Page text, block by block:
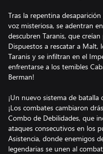
Tras la repentina
voz misteriosa, se adentran
descubren Taranis, que
Dispuestos a rescatar a
Taranis y se infiltran en el
enfrentarse a los temibles
Berman!
¡Un nuevo sistema de
¡Los combates cambiaron
Combo de Debilidades, que
ataques consecutivos en los
Asistencia, donde enemigos
legendarias se unen al